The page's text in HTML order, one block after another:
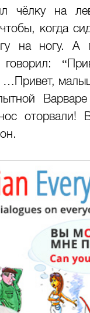
чёлку на
когда
на ногу. А
говорил:
…Привет,
оторвали!